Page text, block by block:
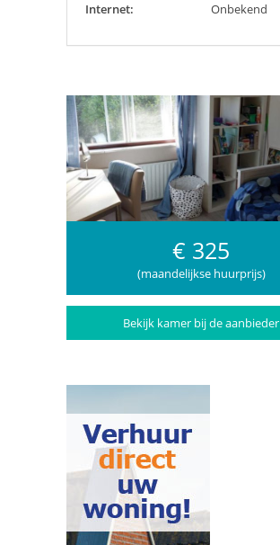
Internet:
Onbekend
€ 325
(maandelijkse huurprijs)
Bekijk kamer bij de aanbieder